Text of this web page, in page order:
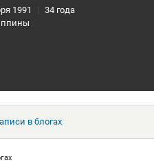
1991 | 34 года
в блогах